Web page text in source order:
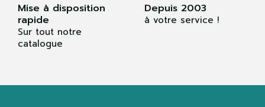
Mise à disposition
rapide
Sur tout notre
catalogue
Depuis 2003
à votre service !